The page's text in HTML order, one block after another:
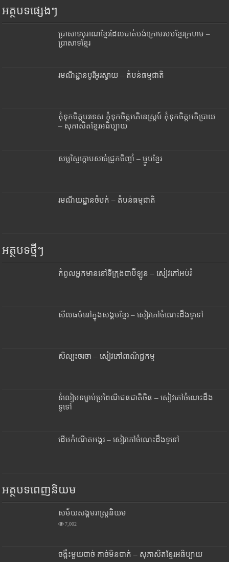
អត្ថបទផ្សេងៗ
ប្រាសាទបុរាណខ្មែរដែលបាត់បង់ក្រោមរបបខ្មែរក្រហម –
ប្រាសាទខ្មែរ
រមណីដ្ឋានបូរីអូរស្វាយ – តំបន់ធម្មជាតិ
កុំទុកចិត្តបរទេស កុំទុកចិត្តអភិនេស្ក្រម៍ កុំទុកចិត្តអភិប្រាយ
– សុភាសិតខ្មែរអធិប្បាយ
សម្លស្ពៃក្តោបសាច់ជ្រូកចិញ្ចាំ – ម្ហូបខ្មែរ
រមណីយដ្ឋានចំបក់ – តំបន់ធម្មជាតិ
អត្ថបទថ្មីៗ
កំពូលអ្នកមាននៅទីក្រុងបាប៊ីឡូន – សៀវភៅអប់រំ
សីលធម៌នៅក្នុងសង្គមខ្មែរ – សៀវភៅចំណេះដឹងទូទៅ
សិល្បះចរចា – សៀវភៅពាណិជ្ជកម្ម
ទំលៀមទម្លាប់ប្រពៃណីជនជាតិចិន – សៀវភៅចំណេះដឹង
ទូទៅ
ដើមកំណើតអង្គរ – សៀវភៅចំណេះដឹងទូទៅ
អត្ថបទពេញនិយម
សម័យសង្គមរាស្រ្តនិយម
7,002
ចង្កឹះមួយបាច់ កាច់មិនបាក់ – សុភាសិតខ្មែរអធិប្បាយ